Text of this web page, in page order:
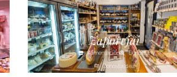
Zaporejai
Alimentación Donostia
Donostialdea